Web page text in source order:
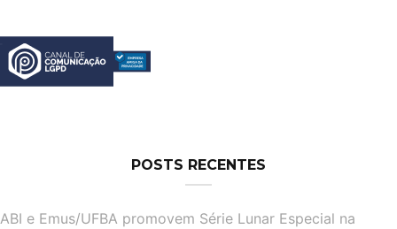
POSTS RECENTES
ABI e Emus/UFBA promovem Série Lunar Especial na